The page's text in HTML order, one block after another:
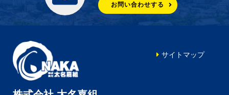
お問い合わせする
サイトマップ